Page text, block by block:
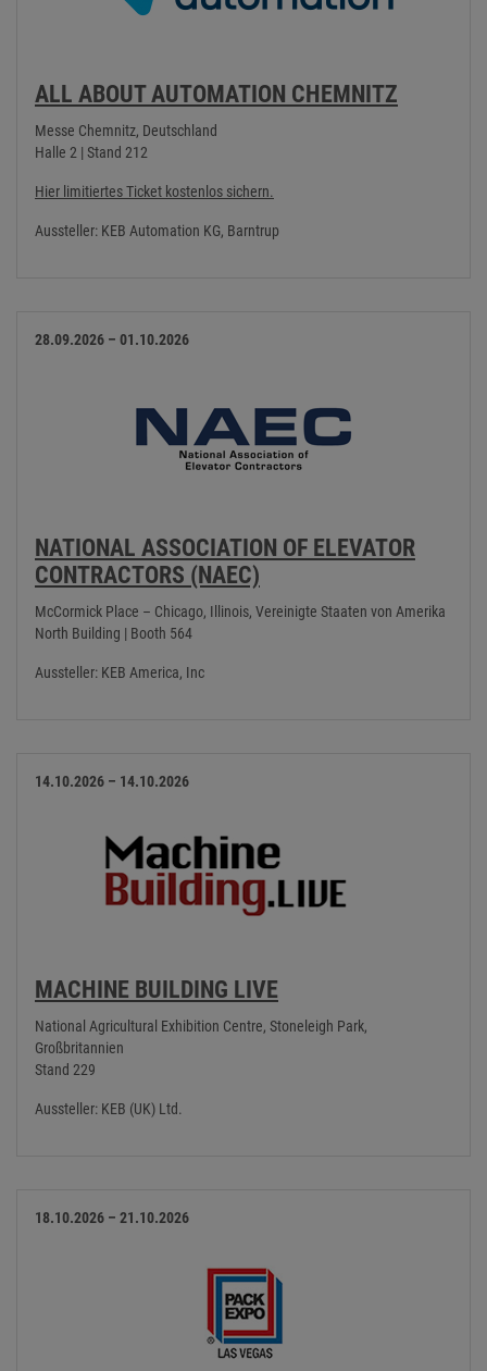
ALL ABOUT AUTOMATION CHEMNITZ
Messe Chemnitz, Deutschland
Halle 2 | Stand 212
Hier limitiertes Ticket kostenlos sichern.
Aussteller: KEB Automation KG, Barntrup
28.09.2026 – 01.10.2026
NATIONAL ASSOCIATION OF ELEVATOR
CONTRACTORS (NAEC)
McCormick Place – Chicago, Illinois, Vereinigte Staaten von Amerika
North Building | Booth 564
Aussteller: KEB America, Inc
14.10.2026 – 14.10.2026
MACHINE BUILDING LIVE
National Agricultural Exhibition Centre, Stoneleigh Park,
Großbritannien
Stand 229
Aussteller: KEB (UK) Ltd.
18.10.2026 – 21.10.2026